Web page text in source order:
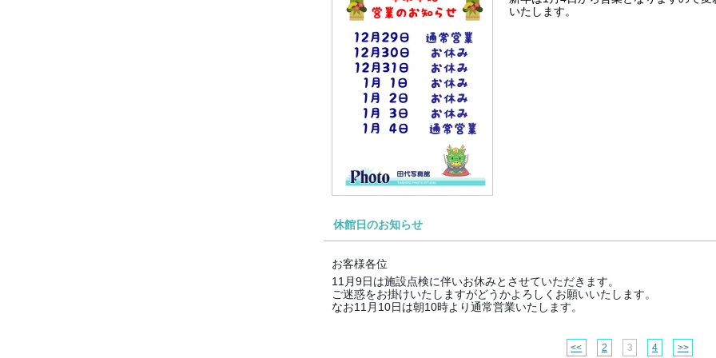
いたします。
休館日のお知らせ
お客様各位
11月9日は施設点検に伴いお休みとさせていただきます。
ご迷惑をお掛けいたしますがどうかよろしくお願いいたします。
なお11月10日は朝10時より通常営業いたします。
<< 2 3 4 >>